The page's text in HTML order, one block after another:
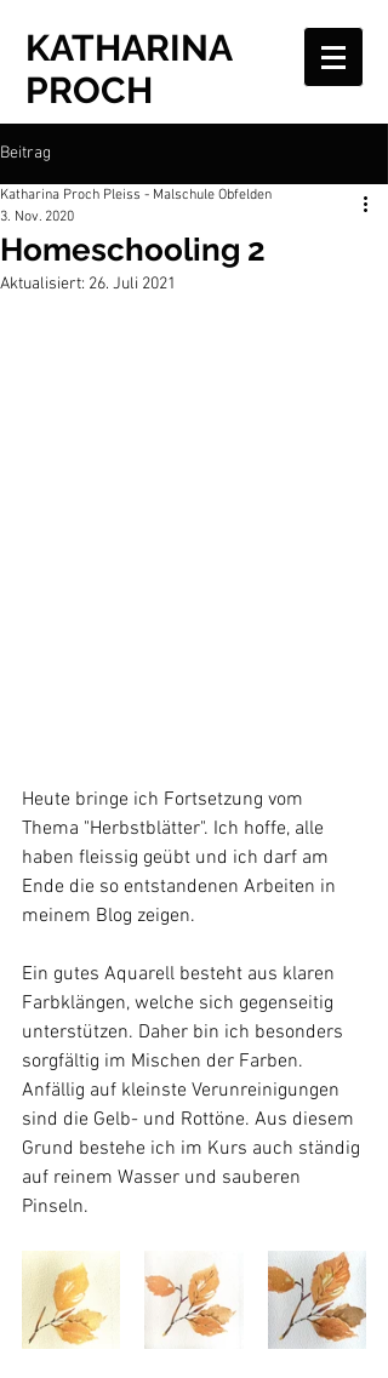
KATHARINA
PROCH
Beitrag
Homeschooling 2
Katharina Proch Pleiss - Malschule Obfelden
3. Nov. 2020
Aktualisiert: 26. Juli 2021
Heute bringe ich Fortsetzung vom
Thema "Herbstblätter". Ich hoffe, alle
haben fleissig geübt und ich darf am
Ende die so entstandenen Arbeiten in
meinem Blog zeigen.
Ein gutes Aquarell besteht aus klaren
Farbklängen, welche sich gegenseitig
unterstützen. Daher bin ich besonders
sorgfältig im Mischen der Farben.
Anfällig auf kleinste Verunreinigungen
sind die Gelb- und Rottöne. Aus diesem
Grund bestehe ich im Kurs auch ständig
auf reinem Wasser und sauberen
Pinseln.